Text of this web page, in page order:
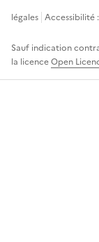
légales Accessibilité
Sauf indication
la licenceOpen